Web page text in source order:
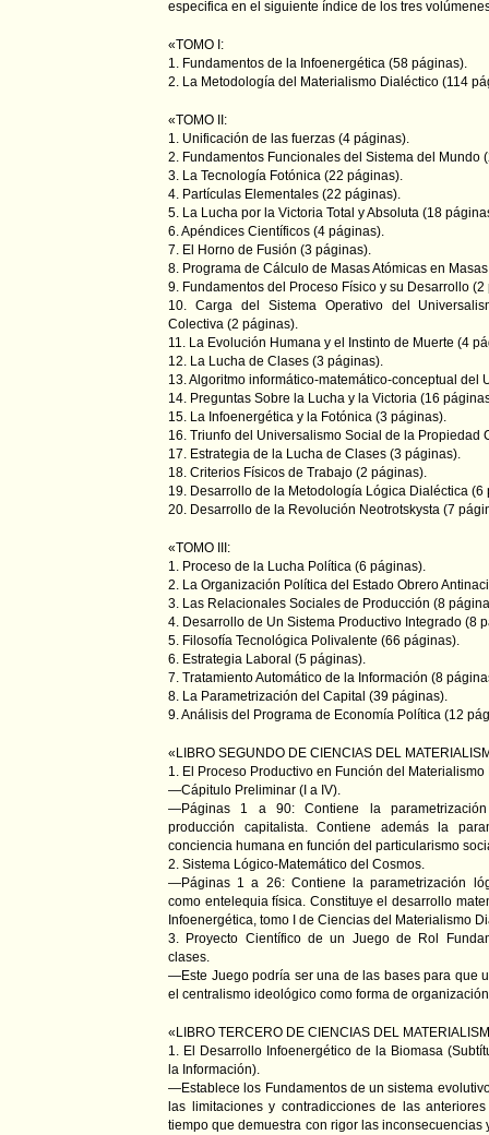
especifica en el siguiente índice de los tres
«TOMO I:
1. Fundamentos de la Infoenergética (58 páginas).
2. La Metodología del Materialismo Dialéctico (114
«TOMO II:
1. Unificación de las fuerzas (4 páginas).
2. Fundamentos Funcionales del Sistema del Mundo
3. La Tecnología Fotónica (22 páginas).
4. Partículas Elementales (22 páginas).
5. La Lucha por la Victoria Total y Absoluta (18
6. Apéndices Científicos (4 páginas).
7. El Horno de Fusión (3 páginas).
8. Programa de Cálculo de Masas Atómicas en
9. Fundamentos del Proceso Físico y su Desarrollo (2
10. Carga del Sistema Operativo del
Colectiva (2 páginas).
11. La Evolución Humana y el Instinto de Muerte (4
12. La Lucha de Clases (3 páginas).
13. Algoritmo informático-matemático-conceptual del
14. Preguntas Sobre la Lucha y la Victoria (16
15. La Infoenergética y la Fotónica (3 páginas).
16. Triunfo del Universalismo Social de la Propiedad
17. Estrategia de la Lucha de Clases (3 páginas).
18. Criterios Físicos de Trabajo (2 páginas).
19. Desarrollo de la Metodología Lógica Dialéctica (6
20. Desarrollo de la Revolución Neotrotskysta (7
«TOMO III:
1. Proceso de la Lucha Política (6 páginas).
2. La Organización Política del Estado Obrero
3. Las Relacionales Sociales de Producción (8
4. Desarrollo de Un Sistema Productivo Integrado (8
5. Filosofía Tecnológica Polivalente (66 páginas).
6. Estrategia Laboral (5 páginas).
7. Tratamiento Automático de la Información (8
8. La Parametrización del Capital (39 páginas).
9. Análisis del Programa de Economía Política (12
«LIBRO SEGUNDO DE CIENCIAS DEL
1. El Proceso Productivo en Función del Materialismo
—Cápitulo Preliminar (I a IV).
—Páginas 1 a 90: Contiene la
producción capitalista. Contiene además la
conciencia humana en función del particularismo
2. Sistema Lógico-Matemático del Cosmos.
—Páginas 1 a 26: Contiene la parametrización
como entelequia física. Constituye el desarrollo
Infoenergética, tomo I de Ciencias del Materialismo
3. Proyecto Científico de un Juego de Rol
clases.
—Este Juego podría ser una de las bases para que
el centralismo ideológico como forma de
«LIBRO TERCERO DE CIENCIAS DEL
1. El Desarrollo Infoenergético de la Biomasa
la Información).
—Establece los Fundamentos de un sistema
las limitaciones y contradicciones de las
tiempo que demuestra con rigor las inconsecuencias